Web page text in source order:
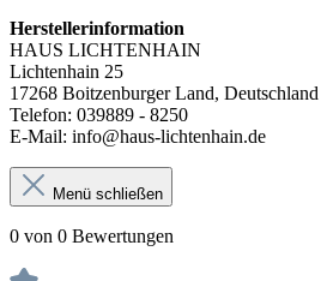
Herstellerinformation
HAUS LICHTENHAIN
Lichtenhain 25
17268 Boitzenburger Land, Deutschland
Telefon: 039889 - 8250
E-Mail: info@haus-lichtenhain.de
Menü schließen
0 von 0 Bewertungen